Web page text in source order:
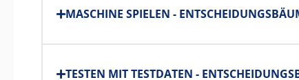
MASCHINE SPIELEN -
TESTEN MIT TESTDATEN -